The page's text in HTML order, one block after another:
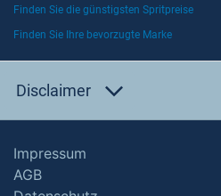
Finden Sie die günstigsten Spritpreise
Finden Sie Ihre bevorzugte Marke
Disclaimer
Impressum
AGB